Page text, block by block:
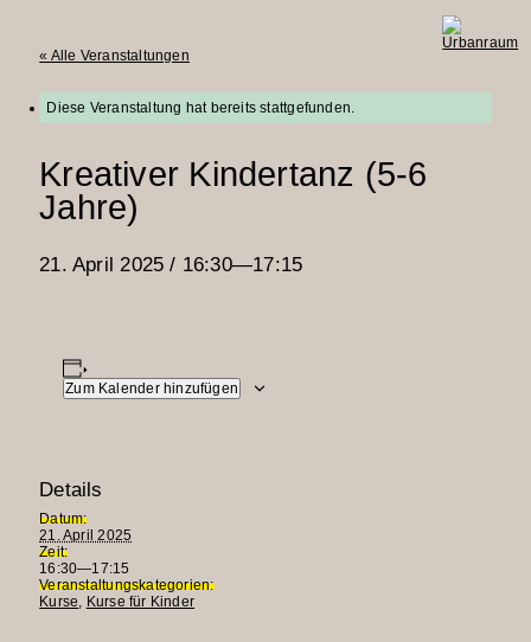
« Alle Veranstaltungen
Diese Veranstaltung hat bereits stattgefunden.
Kreativer Kindertanz (5-6
Jahre)
21. April 2025 / 16:30—17:15
Zum Kalender hinzufügen
Details
Datum:
21. April 2025
Zeit:
16:30—17:15
Veranstaltungskategorien:
Kurse
Kurse für Kinder